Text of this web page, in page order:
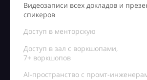
Видеозаписи всех докладов и
спикеров
Доступ в менторскую
Доступ в зал с воркшопами,
7+ воркшопов
AI-пространство с промт-